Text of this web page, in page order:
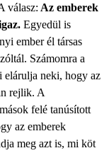
válasz: Az emberek
Egyedül is
ember él társas
Számomra a
elárulja neki, hogy az
rejlik. A
felé tanúsított
az emberek
meg azt is, mi köt